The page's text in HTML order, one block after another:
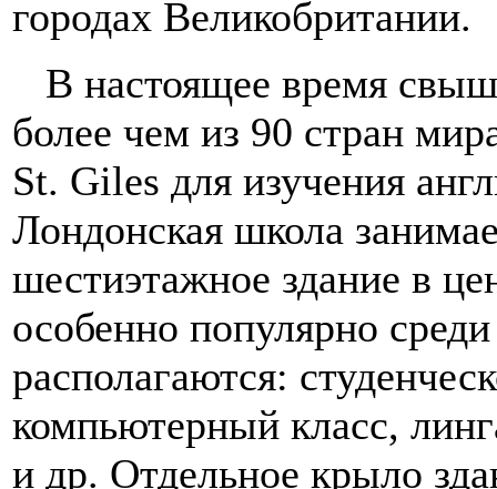
городах Великобритании.
В настоящее время
более чем из 90 стран
St. Giles для изучения
Лондонская школа
шестиэтажное здание в
особенно популярно
располагаются:
компьютерный класс,
и др. Отдельное крыло